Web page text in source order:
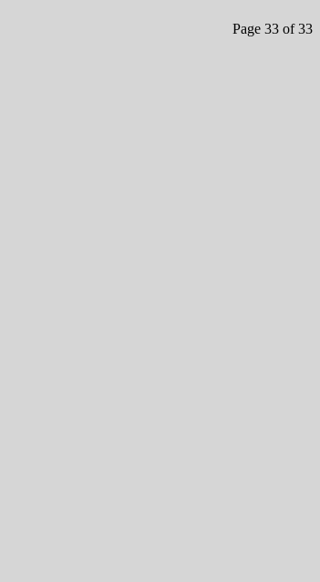
Page 33 of 33